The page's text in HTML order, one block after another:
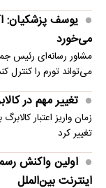
یوسف پزشکیان:
می‌خورد
مشاور رسانه‌ای رئیس
می‌تواند تورم را کنترل
تغییر مهم در
زمان واریز اعتبار
تغییر کرد
اینترنت بین‌الملل